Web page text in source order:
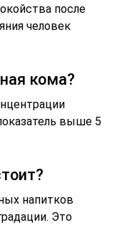
после
человек
кома?
выше 5
напитков
Это